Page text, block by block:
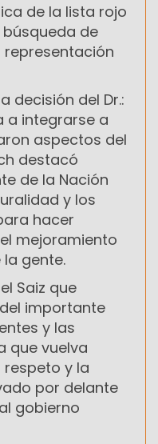
de la lista rojo
de
decisión del Dr.:
a integrarse a
aspectos del
destacó
de la Nación
y los
hacer
mejoramiento
gente.
Saiz que
importante
y las
que vuelva
y la
por delante
gobierno